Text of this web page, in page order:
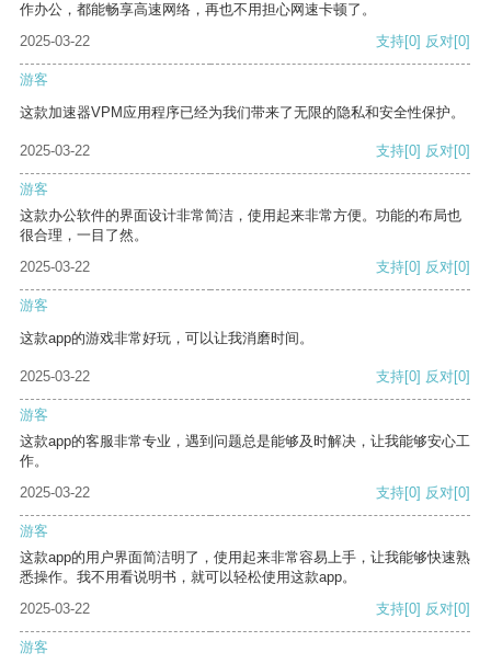
作办公，都能畅享高速网络，再也不用担心网速卡顿了。
2025-03-22
支持[0] 反对[0]
游客
这款加速器VPM应用程序已经为我们带来了无限的隐私和安全性保护。
2025-03-22 支持[0] 反对[0]
游客
这款办公软件的界面设计非常简洁，使用起来非常方便。功能的布局也
很合理，一目了然。
2025-03-22
支持[0] 反对[0]
游客
这款app的游戏非常好玩，可以让我消磨时间。
2025-03-22 支持[0] 反对[0]
游客
这款app的客服非常专业，遇到问题总是能够及时解决，让我能够安心工
作。
2025-03-22
支持[0] 反对[0]
游客
这款app的用户界面简洁明了，使用起来非常容易上手，让我能够快速熟
悉操作。我不用看说明书，就可以轻松使用这款app。
2025-03-22
支持[0] 反对[0]
游客